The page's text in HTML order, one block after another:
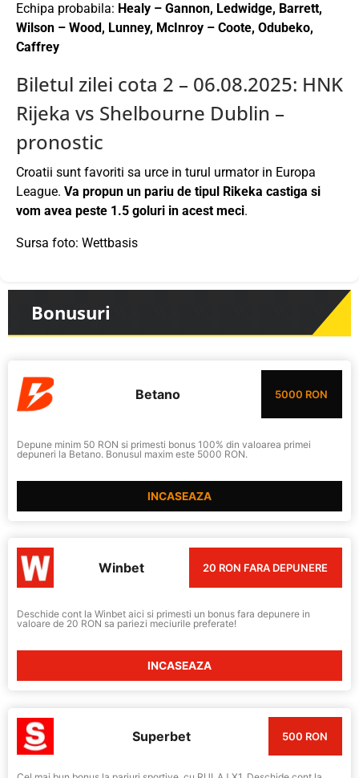
Echipa probabila: Healy – Gannon, Ledwidge, Barrett,
Wilson – Wood, Lunney, McInroy – Coote, Odubeko,
Caffrey
Biletul zilei cota 2 – 06.08.2025: HNK
Rijeka vs Shelbourne Dublin –
pronostic
Croatii sunt favoriti sa urce in turul urmator in Europa
League. Va propun un pariu de tipul Rikeka castiga si
vom avea peste 1.5 goluri in acest meci.
Sursa foto: Wettbasis
Bonusuri
Betano 5000 RON
Depune minim 50 RON si primesti bonus 100% din valoarea primei
depuneri la Betano. Bonusul maxim este 5000 RON.
INCASEAZA
Winbet 20 RON FARA DEPUNERE
Deschide cont la Winbet aici si primesti un bonus fara depunere in
valoare de 20 RON sa pariezi meciurile preferate!
INCASEAZA
Superbet 500 RON